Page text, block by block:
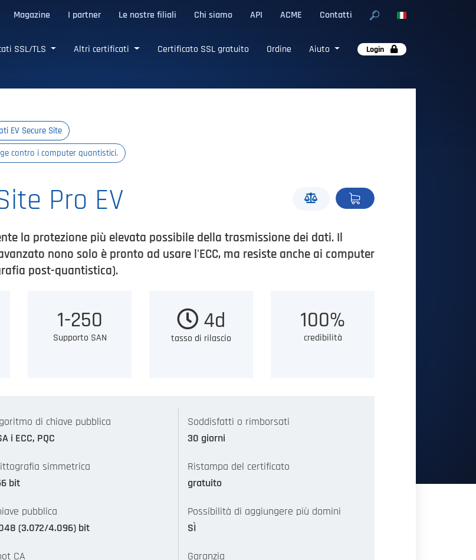
Magazine I partner Le nostre filiali Chi siamo API ACME Contatti
SSL/TLS Altri certificati Certificato SSL gratuito Ordine Aiuto Login
EV Secure Site
contro i computer quantistici.
Pro EV
la protezione più elevata possibile della trasmissione dei dati. Il
nono solo è pronto ad usare l'ECC, ma resiste anche ai computer
post-quantistica).
1-250
Supporto SAN
4d
tasso di rilascio
100%
credibilità
di chiave pubblica
i ECC, PQC
simmetrica
bit
pubblica
(3.072/4.096) bit
CA
Soddisfatti o rimborsati
30 giorni
Ristampa del certificato
gratuito
Possibilità di aggiungere più domini
SÌ
Garanzia